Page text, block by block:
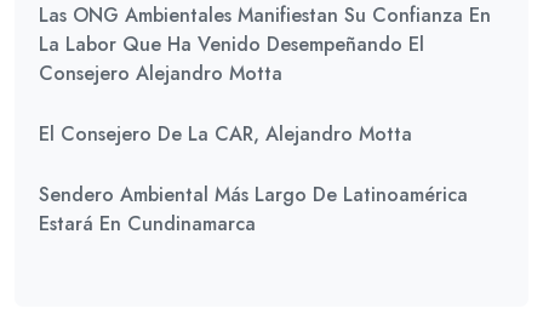
Las ONG Ambientales Manifiestan Su Confianza En
La Labor Que Ha Venido Desempeñando El
Consejero Alejandro Motta
El Consejero De La CAR, Alejandro Motta
Sendero Ambiental Más Largo De Latinoamérica
Estará En Cundinamarca